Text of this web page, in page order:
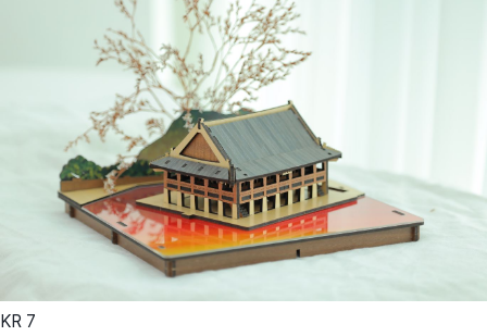
KR 7